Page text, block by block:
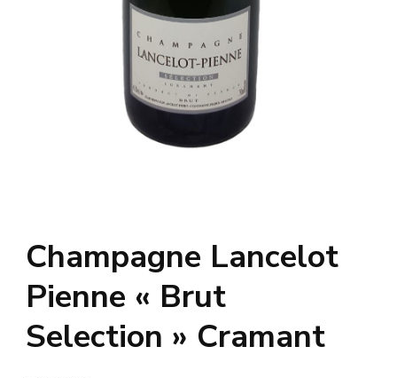
Champagne Lancelot
Pienne « Brut
Selection » Cramant